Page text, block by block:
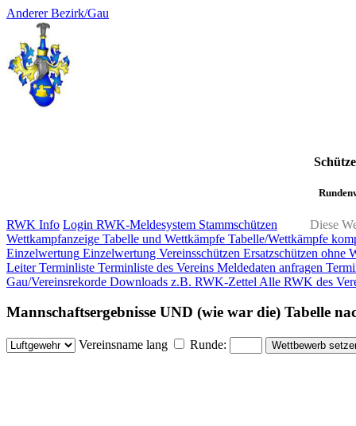
Anderer Bezirk/Gau
Diese
RWK Info Login RWK-Meldesystem Stammschützen
Wettkampfanzeige Tabelle und Wettkämpfe Tabelle/Wettkämpfe
Einzelwertung Einzelwertung Vereinsschützen Ersatzschützen ohne
LeiterTerminliste Terminliste des Vereins Meldedaten anfragen
Gau/Vereinsrekorde Downloads z.B. RWK-Zettel Alle RWK des
Mannschaftsergebnisse UND (wie war die) Tabelle
Vereinsname lang Runde: